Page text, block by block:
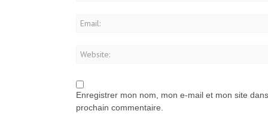
Enregistrer mon nom, mon e-mail et mon site
prochain commentaire.